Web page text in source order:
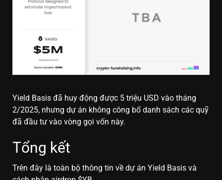
Yield Basis đã huy động được 5 triệu USD vào tháng
2/2025, nhưng dự án không công bố danh sách các quỹ
đã đầu tư vào vòng gọi vốn này.
Tổng kết
Trên đây là toàn bộ thông tin về dự án Yield Basis và